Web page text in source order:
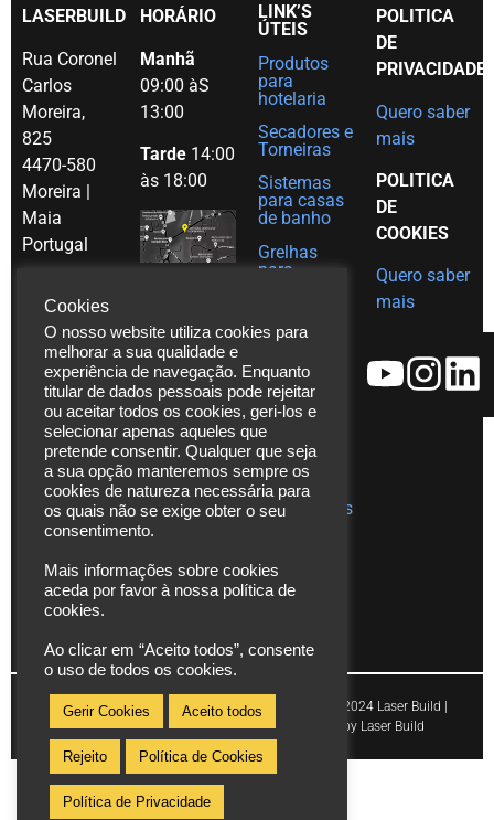
LASERBUILD
Rua Coronel
Carlos
Moreira,
825
4470-580
Moreira |
Maia
Portugal
229 480
271
Fax. (+351)
229 480
272
*chamada
para rede
fixa
nacional
info@laserbuild.pt
area.electrica2000@gmail.com
HORÁRIO
Manhã
09:00 àS
13:00
Tarde 14:00
às 18:00
LINK’S
ÚTEIS
Produtos
para
hotelaria
Secadores e
Torneiras
Sistemas
para casas
de banho
Grelhas
para
Ajudas
Catálogos
Vídeos
Assistência
Técnica
Publicações
POLITICA
DE
PRIVACIDADE
Quero saber
mais
POLITICA
DE
COOKIES
Quero saber
mais
Copyright © 2024 Laser Build |
Powered by Laser Build
Cookies
O nosso website utiliza cookies para
melhorar a sua qualidade e
experiência de navegação. Enquanto
titular de dados pessoais pode rejeitar
ou aceitar todos os cookies, geri-los e
selecionar apenas aqueles que
pretende consentir. Qualquer que seja
a sua opção manteremos sempre os
cookies de natureza necessária para
os quais não se exige obter o seu
consentimento.
Mais informações sobre cookies
aceda por favor à nossa política de
cookies.
Ao clicar em “Aceito todos”, consente
o uso de todos os cookies.
Gerir Cookies Aceito todos
Rejeito Política de Cookies
Política de Privacidade